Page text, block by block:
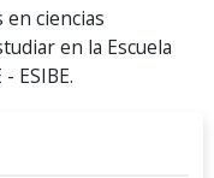
en ciencias
en la Escuela
ESIBE.